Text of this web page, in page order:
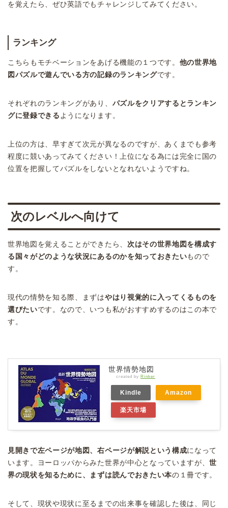
を覚えたら、ぜひ英語でもチャレンジしてみてください。
ランキング
こちらもモチベーションをあげる機能の１つです。 他の世界地
図パズルで遊んでいる方の記録のランキングです。
それぞれのランキングがあり、 パズルをクリアするとランキン
グに登録できる ようになります。
上位の方は、早すぎて次元が異なるのですが、あくまでも参考
程度に競いあってみてください！上位になる為には完全に国の
位置を把握してパズルをしないとなれないようですね。
次のレベルへ向けて
世界地図を覚えることができたら、 次はその世界地図を構成す
る国々がどのような状況にあるのかを知っておきたいもので
す。
現代の情勢を知る際、まずはやはり視覚的に入ってくるものを
選びたいです。なので、いつも私がおすすめするのはこの本で
す。
世界情勢地図
created by Rinker
Kindle Amazon
楽天市場
見開きで左ページが地図、右ページが解説という構成になって
います。ヨーロッパからみた世界が中心となっていますが、世
界の現状を知るために、まずは読んでおきたい本の１冊です。
そして、現状や現状に至るまでの出来事を確認した後は、同じ